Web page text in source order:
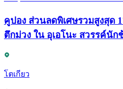
คูปอง ส่วนลดพิเศษรวมสูงสุด
ตึกม่วง ใน อุเอโนะ สวรรค์นั
โตเกียว